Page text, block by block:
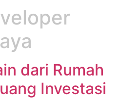
dari Rumah
Investasi